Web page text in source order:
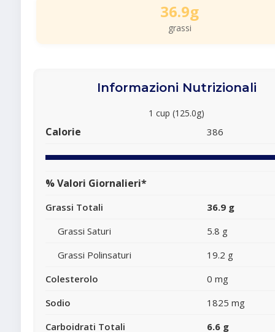
36.9g
grassi
Informazioni Nutrizionali
1 cup (125.0g)
Calorie 386
% Valori Giornalieri*
Grassi Totali
36.9 g
Grassi Saturi
5.8 g
Grassi Polinsaturi
19.2 g
Colesterolo
0 mg
Sodio
1825 mg
Carboidrati Totali
6.6 g